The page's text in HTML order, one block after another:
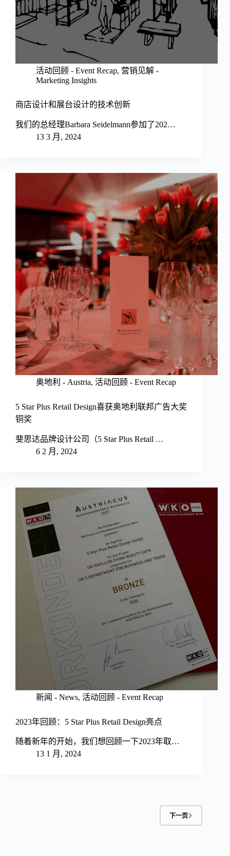
活动回顾 - Event Recap, 营销见解 -
Marketing Insights
商店设计和展台设计的技术创新
我们的总经理Barbara Seidelmann参加了202…
13 3 月, 2024
奥地利 - Austria, 活动回顾 - Event Recap
5 Star Plus Retail Design喜获奥地利联邦广告大奖
铜奖
斐思达品牌设计公司（5 Star Plus Retail …
6 2 月, 2024
新闻 - News, 活动回顾 - Event Recap
2023年回顾：5 Star Plus Retail Design亮点
随着新年的开始，我们想回顾一下2023年取…
13 1 月, 2024
下一页